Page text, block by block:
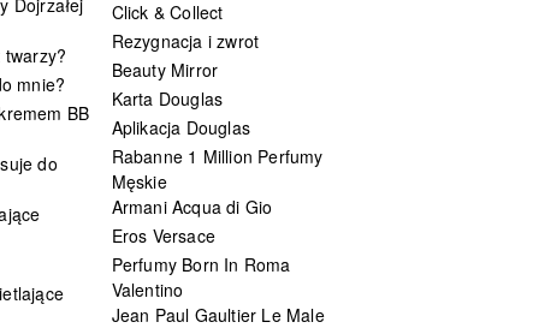
twarzy?
mnie?
BB
do
Click & Collect
Rezygnacja i zwrot
Beauty Mirror
Karta Douglas
Aplikacja Douglas
Rabanne 1 Million Perfumy
Męskie
Armani Acqua di Gio
Eros Versace
Perfumy Born In Roma
Valentino
Jean Paul Gaultier Le Male